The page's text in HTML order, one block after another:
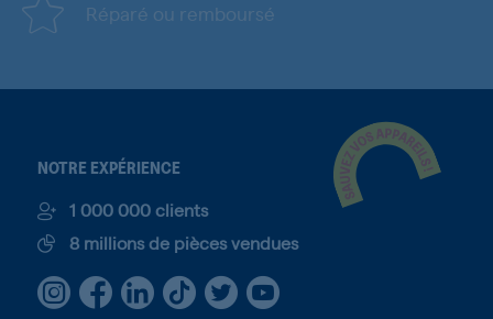
Réparé ou remboursé
NOTRE EXPÉRIENCE
1 000 000 clients
8 millions de pièces vendues